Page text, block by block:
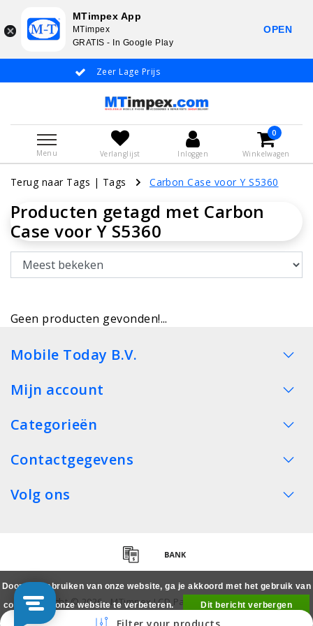
Zeer Lage Prijs
Menu Verlanglijst Inloggen
0
Winkelwagen
Terug naar Tags | Tags Carbon Case voor Y S5360
Producten getagd met Carbon
Case voor Y S5360
Geen producten gevonden!...
Mobile Today B.V.
Mijn account
Categorieën
Contactgegevens
Volg ons
Copyright © 2026 - MTimpex LCD Parts Cases Groothandel
Smartphone - All rights reserved
Door het gebruiken van onze website, ga je akkoord met het gebruik van
cookies om onze website te verbeteren.
Dit bericht verbergen
Meer over cookies »
MTimpex App
MTimpex
GRATIS - In Google Play
OPEN